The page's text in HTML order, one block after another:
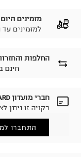
החלפות
₪ חינם
לבחירת בשיטת
הזמנתם
(במקום ב-19.9 ₪) לזמן מוגבל! חינם בהזמנות מעל 500 ₪.
חברי מועדון
בקניה זו ניתן לצבור כ
התחברו